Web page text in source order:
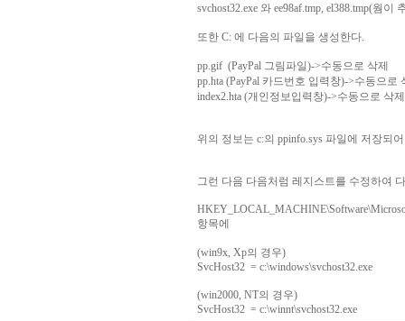
svchost32.exe 와 ee98af.tmp, el388.tmp(웜
또한 C: 에 다음의 파일을 생성한다.
pp.gif (PayPal 그림파일)->수동으로 삭제
pp.hta (PayPal 카드번호 입력창)->수동으로
index2.hta (개인정보입력창)->수동으로 삭제
위의 정보는 c:의 ppinfo.sys 파일에 저장되
그런 다음 다음처럼 레지스트를 수정하여
항목에
(win9x, Xp의 경우)
SvcHost32 = c:\windows\svchost32.exe
(win2000, NT의 경우)
SvcHost32 = c:\winnt\svchost32.exe